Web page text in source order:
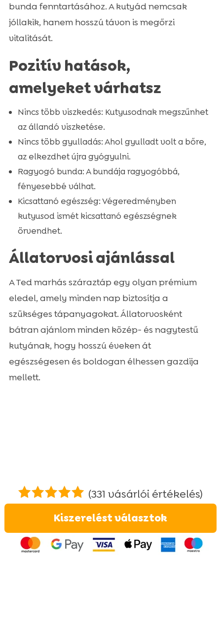
bunda fenntartásához. A kutyád nemcsak
jóllakik, hanem hosszú távon is megőrzi
vitalitását.
Pozitív hatások,
amelyeket várhatsz
Nincs több viszkedés: Kutyusodnak megszűnhet
az állandó viszketése.
Nincs több gyulladás: Ahol gyulladt volt a bőre,
az elkezdhet újra gyógyulni.
Ragyogó bunda: A bundája ragyogóbbá,
fényesebbé válhat.
Kicsattanó egészség: Végeredményben
kutyusod ismét kicsattanó egészségnek
örvendhet.
Állatorvosi ajánlással
A Ted marhás száraztáp egy olyan prémium
eledel, amely minden nap biztosítja a
szükséges tápanyagokat. Állatorvosként
bátran ajánlom minden közép- és nagytestű
kutyának, hogy hosszú éveken át
egészségesen és boldogan élhessen gazdija
mellett.
az 5-
ből,
értékelés
alapján
(331 vásárlói értékelés)
Kiszerelést választok